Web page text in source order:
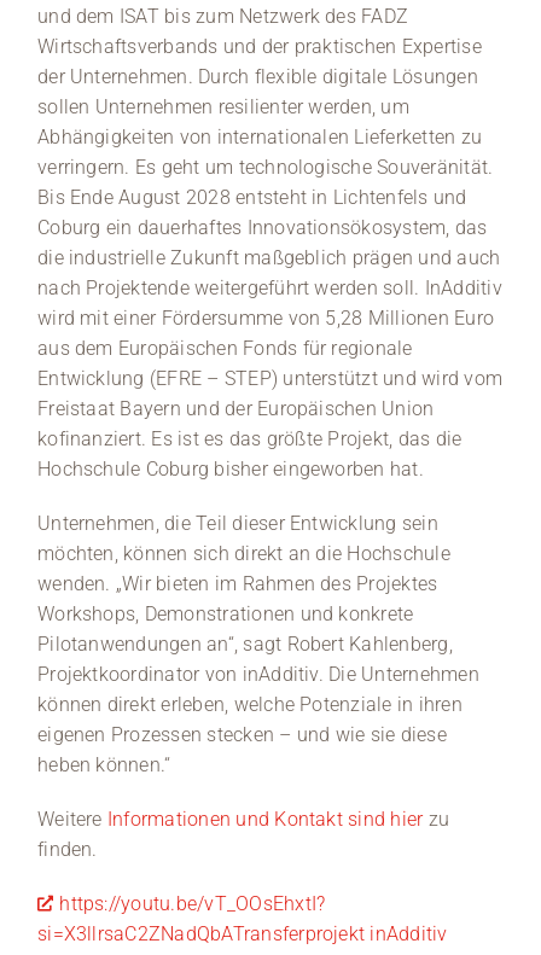
und dem ISAT bis zum Netzwerk des FADZ
Wirtschaftsverbands und der praktischen Expertise
der Unternehmen. Durch flexible digitale Lösungen
sollen Unternehmen resilienter werden, um
Abhängigkeiten von internationalen Lieferketten zu
verringern. Es geht um technologische Souveränität.
Bis Ende August 2028 entsteht in Lichtenfels und
Coburg ein dauerhaftes Innovationsökosystem, das
die industrielle Zukunft maßgeblich prägen und auch
nach Projektende weitergeführt werden soll. InAdditiv
wird mit einer Fördersumme von 5,28 Millionen Euro
aus dem Europäischen Fonds für regionale
Entwicklung (EFRE – STEP) unterstützt und wird vom
Freistaat Bayern und der Europäischen Union
kofinanziert. Es ist es das größte Projekt, das die
Hochschule Coburg bisher eingeworben hat.
Unternehmen, die Teil dieser Entwicklung sein
möchten, können sich direkt an die Hochschule
wenden. „Wir bieten im Rahmen des Projektes
Workshops, Demonstrationen und konkrete
Pilotanwendungen an“, sagt Robert Kahlenberg,
Projektkoordinator von inAdditiv. Die Unternehmen
können direkt erleben, welche Potenziale in ihren
eigenen Prozessen stecken – und wie sie diese
heben können.“
Weitere Informationen und Kontakt sind hierzu
finden.
https://youtu.be/vT_OOsEhxtI?
si=X3llrsaC2ZNadQbATransferprojekt inAdditiv